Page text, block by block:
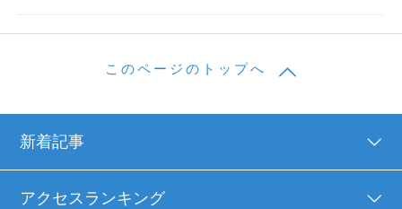
このページのトップへ
新着記事
アクセスランキング